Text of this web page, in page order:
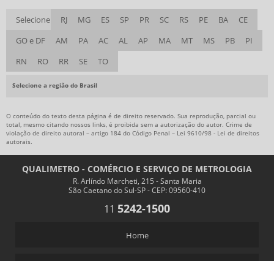
Selecione RJ MG ES SP PR SC RS PE BA
CE
GO e DF
AM PA AC AL AP MA MT MS PB
PI
RN
RO RR SE TO
Selecione a região do Brasil
O conteúdo do texto desta página é de direito reservado. Sua reprodução, parcial ou
total, mesmo citando nossos links, é proibida sem a autorização do autor. Crime de
violação de direito autoral – artigo 184 do Código Penal – Lei 9610/98 - Lei de direitos
autorais.
QUALIMETRO - COMÉRCIO E SERVIÇO DE METROLOGIA
R. Arlíndo Marcheti, 215 - Santa Maria
São Caetano do Sul-SP - CEP: 09560-410
11 5242-1500
Home